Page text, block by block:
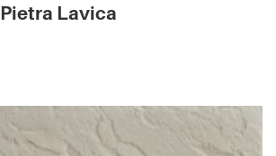
Pietra Lavica